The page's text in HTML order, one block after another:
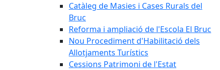
Catàleg de Masies i Cases Rurals del
Bruc
Reforma i ampliació de l'Escola El Bruc
Nou Procediment d'Habilitació dels
Allotjaments Turístics
Cessions Patrimoni de l'Estat